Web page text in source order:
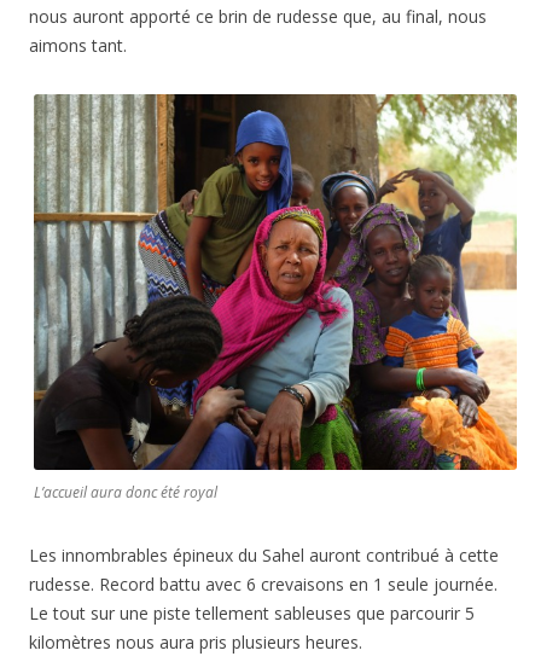
nous auront apporté ce brin de rudesse que, au final, nous
aimons tant.
L’accueil aura donc été royal
Les innombrables épineux du Sahel auront contribué à cette
rudesse. Record battu avec 6 crevaisons en 1 seule journée.
Le tout sur une piste tellement sableuses que parcourir 5
kilomètres nous aura pris plusieurs heures.